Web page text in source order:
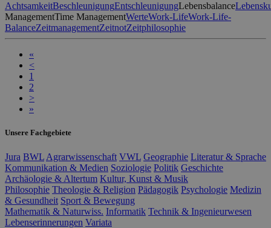
AchtsamkeitBeschleunigungEntschleunigungLebensbalance
ManagementTime ManagementWerteWork-LifeWork-Life-
BalanceZeitmanagementZeitnotZeitphilosophie
«
<
1
2
>
»
Unsere Fachgebiete
Jura BWL Agrarwissenschaft VWL Geographie Literatur & Sprache
Kommunikation & Medien Soziologie Politik Geschichte
Archäologie & Altertum Kultur, Kunst & Musik
Philosophie Theologie & Religion Pädagogik Psychologie Medizin
& Gesundheit Sport & Bewegung
Mathematik & Naturwiss. Informatik Technik & Ingenieurwesen
Lebenserinnerungen Variata